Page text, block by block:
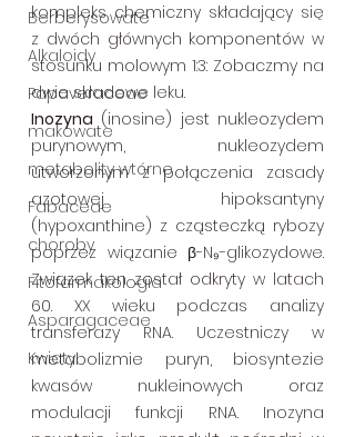
Berberysowate
Alkaloidy
Papaveraceae
makowate
metabolity wtórne
Fabaceae
choroby
Fitofarmakologia
Asparagaceae
Kwiaty
kompleks chemiczny składający się
z dwóch głównych komponentów w
stosunku molowym 1:3: Zobaczmy na
dwie składowe leku.
Inozyna (inosine) jest nukleozydem
purynowym, nukleozydem
utworzonym z połączenia zasady
azotowej hipoksantyny
(hypoxanthine) z cząsteczką rybozy
poprzez wiązanie β-N₉-glikozydowe.
Związek ten został odkryty w latach
60. XX wieku podczas analizy
transferazy RNA. Uczestniczy w
metabolizmie puryn, biosyntezie
kwasów nukleinowych oraz
modulacji funkcji RNA. Inozyna